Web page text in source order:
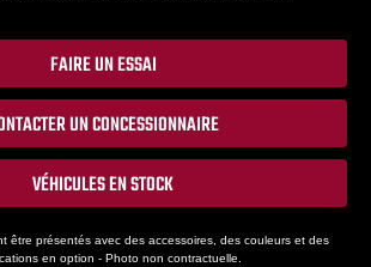
FAIRE UN ESSAI
UN CONCESSIONNAIRE
VÉHICULES EN STOCK
être présentés avec des accessoires, des couleurs et des
en option - Photo non contractuelle.